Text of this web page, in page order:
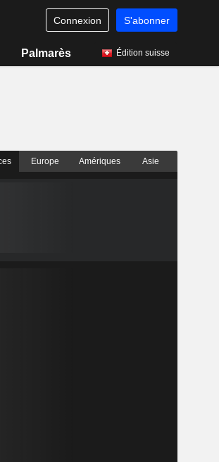
Connexion S'abonner
Palmarès Édition suisse
Europe Amériques Asie